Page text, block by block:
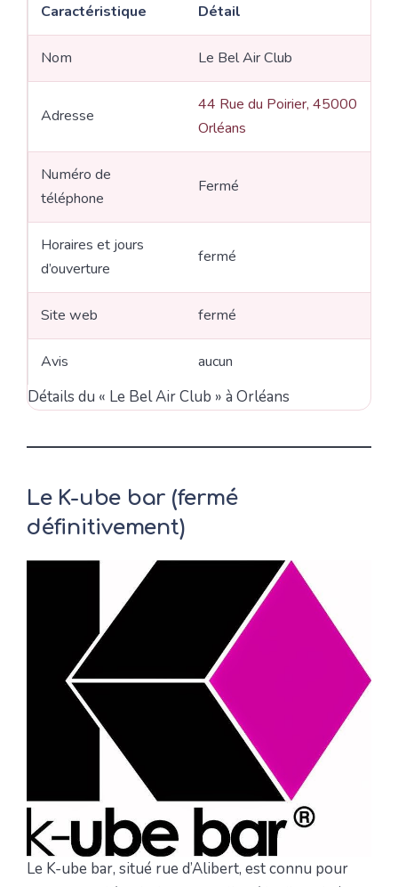
Caractéristique Détail
Nom Le Bel Air Club
Adresse
44 Rue du Poirier, 45000
Orléans
Numéro de
téléphone
Fermé
Horaires et jours
d’ouverture
fermé
Site web fermé
Avis aucun
Détails du « Le Bel Air Club » à Orléans
Le K-ube bar (fermé
définitivement)
Le K-ube bar, situé rue d’Alibert, est connu pour